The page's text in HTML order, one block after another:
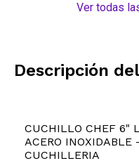
Ver todas
Descripción
CUCHILLO CHEF 6"
ACERO INOXIDABLE
CUCHILLERIA